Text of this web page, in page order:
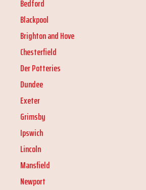
Bedford
Blackpool
Brighton and Hove
Chesterfield
Der Potteries
Dundee
Exeter
Grimsby
Ipswich
Lincoln
Mansfield
Newport